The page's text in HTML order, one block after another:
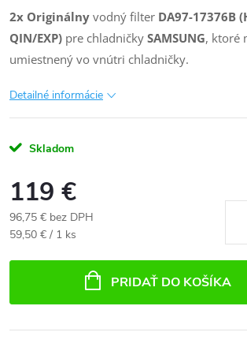
2x Originálny vodný filter DA97-17376B
QIN/EXP) pre chladničky SAMSUNG, ktoré
umiestnený vo vnútri chladničky.
Detailné informácie
Skladom
119 €
96,75 € bez DPH
Jednotková
59,50 € / 1 ks
PRIDAŤ DO KOŠÍKA